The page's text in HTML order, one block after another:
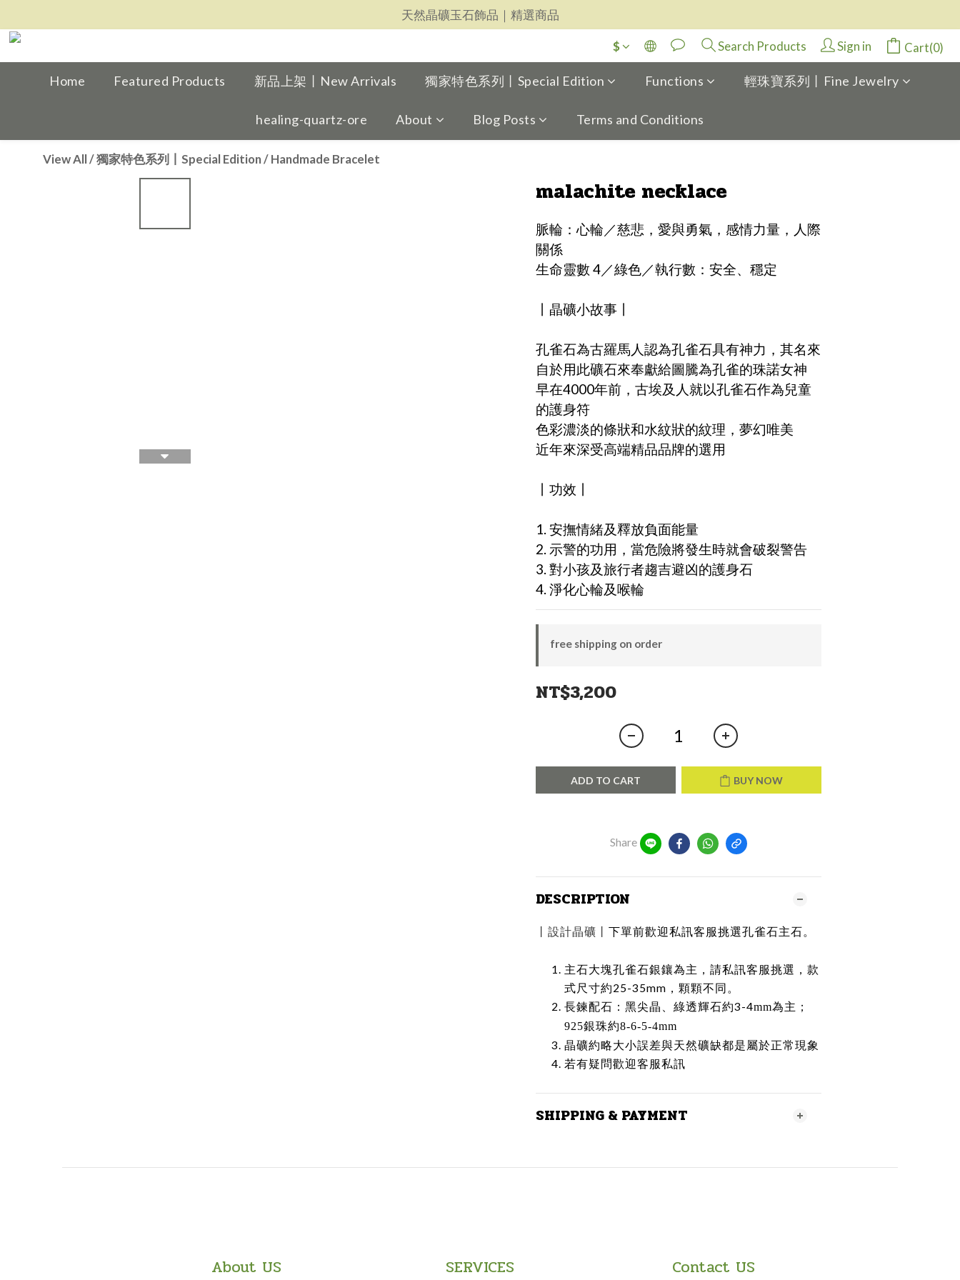
天然晶礦玉石飾品｜精選商品
天然晶礦玉石飾品｜精選商品
天然晶礦玉石飾品｜精選商品
$ Search Products Sign in Cart(0)
Home Featured Products 新品上架丨New Arrivals 獨家特色系列丨Special Edition Functions 輕珠寶系列丨Fine Jewelry
healing-quartz-ore About Blog Posts Terms and Conditions
View All/獨家特色系列丨Special Edition/Handmade Bracelet
malachite necklace
脈輪：心輪／慈悲，愛與勇氣，感情力量，人際
關係
生命靈數 4／綠色／執行數：安全、穩定
丨晶礦小故事丨
孔雀石為古羅馬人認為孔雀石具有神力，其名來
自於用此礦石來奉獻給圖騰為孔雀的珠諾女神
早在4000年前，古埃及人就以孔雀石作為兒童
的護身符
色彩濃淡的條狀和水紋狀的紋理，夢幻唯美
近年來深受高端精品品牌的選用
丨功效丨
1. 安撫情緒及釋放負面能量
2. 示警的功用，當危險將發生時就會破裂警告
3. 對小孩及旅行者趨吉避凶的護身石
4. 淨化心輪及喉輪
free shipping on order
NT$3,200
ADD TO CART BUY NOW
Share
DESCRIPTION
設計晶礦 下單前歡迎私訊客服挑選孔雀石主石。
主石大塊孔雀石銀鑲為主，請私訊客服挑選，款
式尺寸約25-35mm，顆顆不同。
長鍊配石：黑尖晶、綠透輝石約3-4mm為主；
925銀珠約8-6-5-4mm
晶礦約略大小誤差與天然礦缺都是屬於正常現象
若有疑問歡迎客服私訊
SHIPPING & PAYMENT
About US SERVICES Contact US